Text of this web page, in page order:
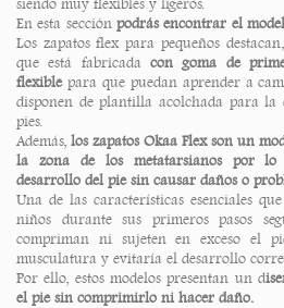
En esta sección podrás encontrar el
Los zapatos flex para pequeños
que está fabricada con goma de
flexible para que puedan aprender a
disponen de plantilla acolchada para
pies.
Además, los zapatos Okaa Flex son un
la zona de los metatarsianos por lo
desarrollo del pie sin causar daños o
Una de las características esenciales
niños durante sus primeros pasos
compriman ni sujeten en exceso el
musculatura y evitaría el desarrollo
Por ello, estos modelos presentan un d
el pie sin comprimirlo ni hacer daño.